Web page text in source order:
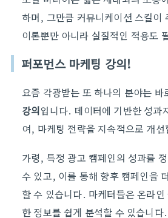
하며, 그만큼 커뮤니케이션 스킬이
이론뿐만 아니라 실질적인 적용도
퍼포먼스 마케팅 강의!
요즘 각광받는 또 하나의 분야는
강의입니다. 데이터에 기반한 성과
여, 마케팅 전략을 지속적으로 개
가령, 특정 광고 캠페인의 성과를
수 있고, 이를 통해 향후 캠페인을
할 수 있습니다. 마케터들은 온라
한 정보를 쉽게 분석할 수 있습니다.